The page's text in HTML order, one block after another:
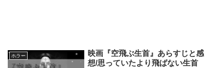
ホラー
映画『空飛ぶ生首』あらすじと感
想/思っていたより飛ばない生首